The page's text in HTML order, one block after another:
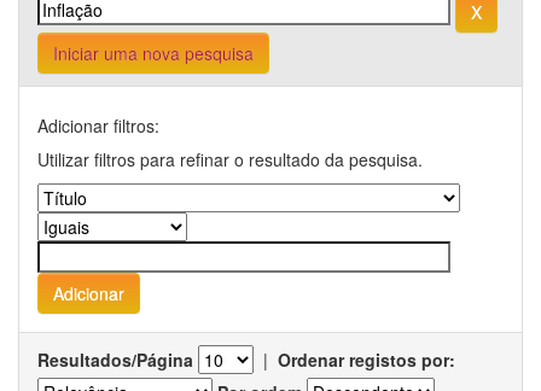
Iniciar uma nova pesquisa
Adicionar filtros:
Utilizar filtros para refinar o resultado da pesquisa.
Resultados/Página | Ordenar registos por: